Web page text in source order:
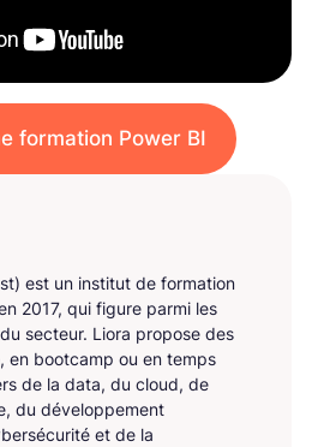
formation Power BI
est un institut de formation
2017, qui figure parmi les
secteur. Liora propose des
en bootcamp ou en temps
de la data, du cloud, de
du développement
et de la